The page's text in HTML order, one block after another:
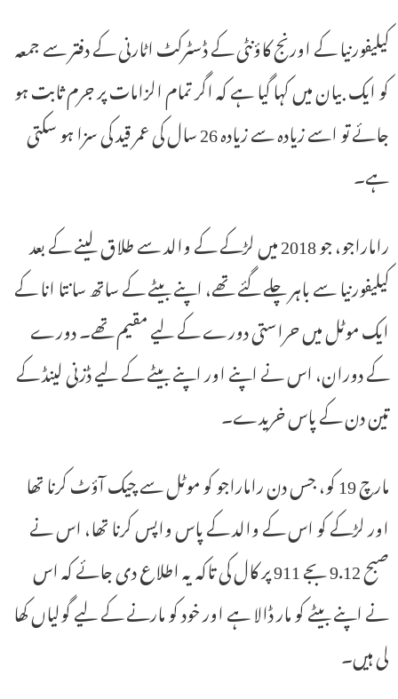
کیلیفورنیا کے اورنج کاؤنٹی کے ڈسٹرکٹ اٹارنی کے دفتر سے جمعہ
کو ایک بیان میں کہا گیا ہے کہ اگر تمام الزامات پر جرم ثابت ہو
جائے تو اسے زیادہ سے زیادہ 26 سال کی عمر قید کی سزا ہو سکتی
ہے۔
راماراجو، جو 2018 میں لڑکے کے والد سے طلاق لینے کے بعد
کیلیفورنیا سے باہر چلے گئے تھے، اپنے بیٹے کے ساتھ سانتا انا کے
ایک موٹل میں حراستی دورے کے لیے مقیم تھے۔ دورے
کے دوران، اس نے اپنے اور اپنے بیٹے کے لیے ڈزنی لینڈ کے
تین دن کے پاس خریدے۔
مارچ 19 کو، جس دن راماراجو کو موٹل سے چیک آؤٹ کرنا تھا
اور لڑکے کو اس کے والد کے پاس واپس کرنا تھا، اس نے
صبح 9.12 بجے 911 پر کال کی تاکہ یہ اطلاع دی جائے کہ اس
نے اپنے بیٹے کو مار ڈالا ہے اور خود کو مارنے کے لیے گولیاں کھا
لی ہیں۔